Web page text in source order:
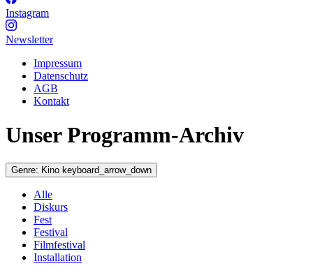
Instagram
Newsletter
Impressum
Datenschutz
AGB
Kontakt
Unser Programm-Archiv
Genre: Kino keyboard_arrow_down
Alle
Diskurs
Fest
Festival
Filmfestival
Installation